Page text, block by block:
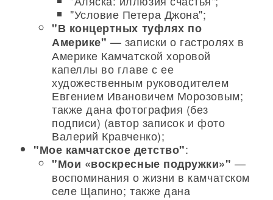
"Условие Петера Джона";
"В концертных туфлях по
Америке" — записки о гастролях в
Америке Камчатской хоровой
капеллы во главе с ее
художественным руководителем
Евгением Ивановичем Морозовым;
также дана фотография (без
подписи) (автор записок и фото
Валерий Кравченко);
"Мое камчатское детство":
"Мои «воскресные подружки»" —
воспоминания о жизни в камчатском
селе Щапино; также дана